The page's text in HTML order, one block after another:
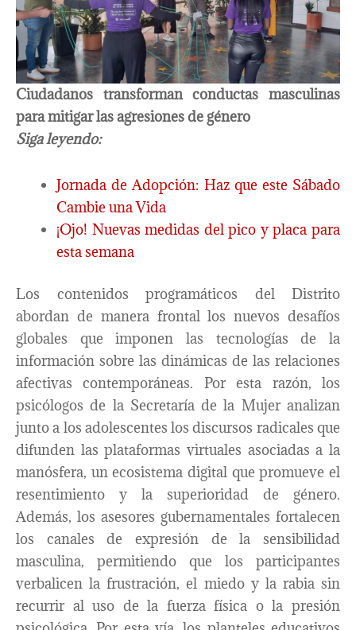
Ciudadanos transforman conductas masculinas
para mitigar las agresiones de género
Siga leyendo:
Jornada de Adopción: Haz que este Sábado
Cambie una Vida
¡Ojo! Nuevas medidas del pico y placa para
esta semana
Los contenidos programáticos del Distrito
abordan de manera frontal los nuevos desafíos
globales que imponen las tecnologías de la
información sobre las dinámicas de las relaciones
afectivas contemporáneas. Por esta razón, los
psicólogos de la Secretaría de la Mujer analizan
junto a los adolescentes los discursos radicales que
difunden las plataformas virtuales asociadas a la
manósfera, un ecosistema digital que promueve el
resentimiento y la superioridad de género.
Además, los asesores gubernamentales fortalecen
los canales de expresión de la sensibilidad
masculina, permitiendo que los participantes
verbalicen la frustración, el miedo y la rabia sin
recurrir al uso de la fuerza física o la presión